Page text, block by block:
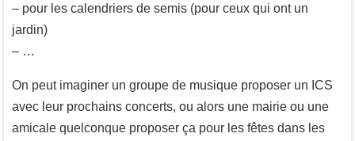
– pour les calendriers de semis (pour ceux qui ont un
jardin)
– …
On peut imaginer un groupe de musique proposer un ICS
avec leur prochains concerts, ou alors une mairie ou une
amicale quelconque proposer ça pour les fêtes dans les